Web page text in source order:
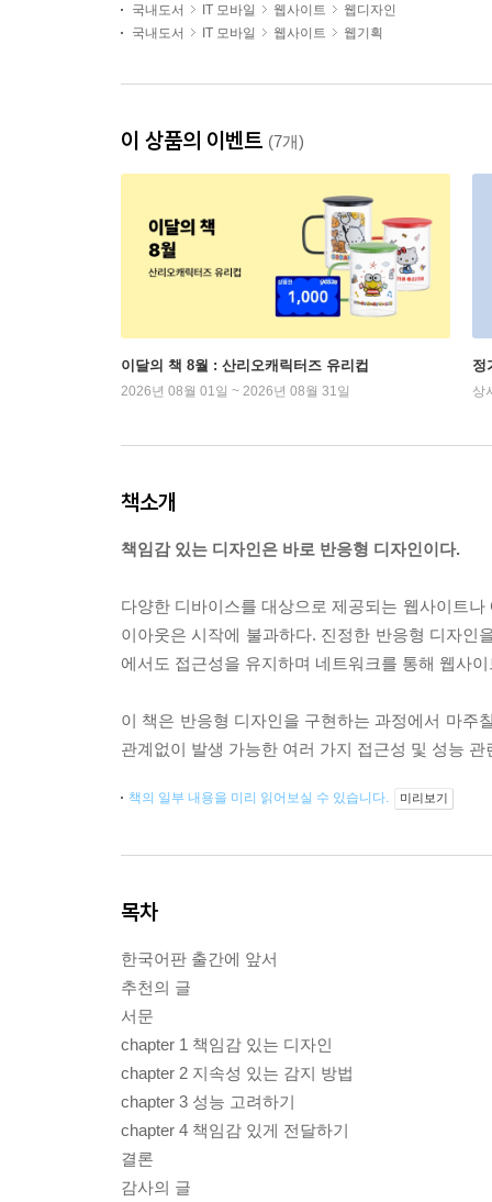
국내도서 IT 모바일 웹사이트
웹디자인
국내도서
IT 모바일 웹사이트 웹기획
이 상품의 이벤트 (7개)
이달의 책 8월 : 산리오캐릭터즈 유리컵
2026년 08월 01일 ~ 2026년 08월 31일
정
상
책소개
책임감 있는 디자인은 바로 반응형 디자인이다.
다양한 디바이스를 대상으로 제공되는 웹사이트
이아웃은 시작에 불과하다. 진정한 반응형 디자인
에서도 접근성을 유지하며 네트워크를 통해 웹사
이 책은 반응형 디자인을 구현하는 과정에서 마주
관계없이 발생 가능한 여러 가지 접근성 및 성능
책의 일부 내용을 미리 읽어보실 수 있습니다. 미리보기
목차
한국어판 출간에 앞서
추천의 글
서문
chapter 1 책임감 있는 디자인
chapter 2 지속성 있는 감지 방법
chapter 3 성능 고려하기
chapter 4 책임감 있게 전달하기
결론
감사의 글